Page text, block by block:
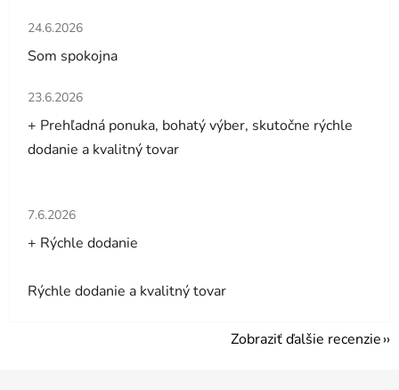
Hodnotenie obchodu je 5 z 5 hviezdičiek.
24.6.2026
Som spokojna
Hodnotenie obchodu je 5 z 5 hviezdičiek.
23.6.2026
+ Prehľadná ponuka, bohatý výber, skutočne rýchle
dodanie a kvalitný tovar
Hodnotenie obchodu je 5 z 5 hviezdičiek.
7.6.2026
+ Rýchle dodanie
Rýchle dodanie a kvalitný tovar
Zobraziť ďalšie recenzie